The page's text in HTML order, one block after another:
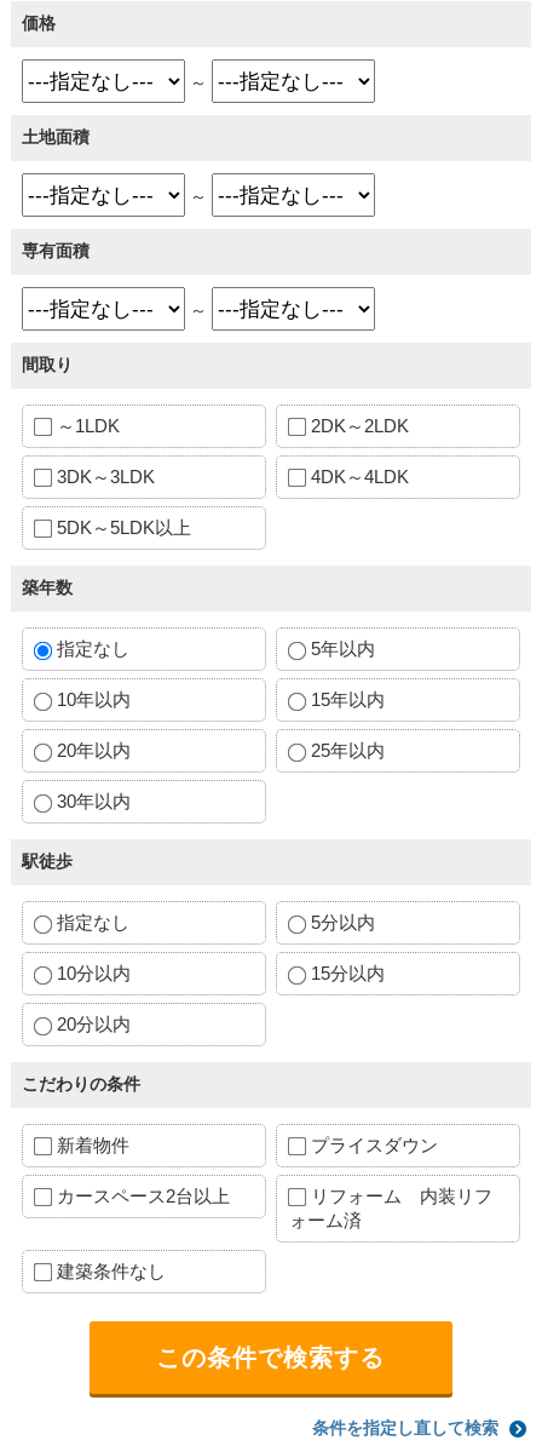
価格
～
土地面積
～
専有面積
～
間取り
～1LDK 2DK～2LDK
3DK～3LDK 4DK～4LDK
5DK～5LDK以上
築年数
指定なし 5年以内
10年以内 15年以内
20年以内 25年以内
30年以内
駅徒歩
指定なし 5分以内
10分以内 15分以内
20分以内
こだわりの条件
新着物件 プライスダウン
カースペース2台以上
リフォーム 内装リフ
ォーム済
建築条件なし
条件を指定し直して検索